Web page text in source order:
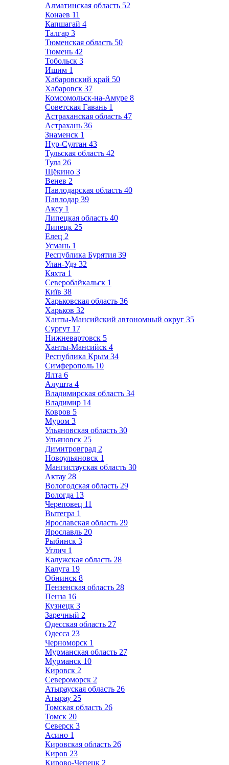
Алматинская область 52
Конаев 11
Капшагай 4
Талгар 3
Тюменская область 50
Тюмень 42
Тобольск 3
Ишим 1
Хабаровский край 50
Хабаровск 37
Комсомольск-на-Амуре 8
Советская Гавань 1
Астраханская область 47
Астрахань 36
Знаменск 1
Нур-Султан 43
Тульская область 42
Тула 26
Щёкино 3
Венев 2
Павлодарская область 40
Павлодар 39
Аксу 1
Липецкая область 40
Липецк 25
Елец 2
Усмань 1
Республика Бурятия 39
Улан-Удэ 32
Кяхта 1
Северобайкальск 1
Київ 38
Харьковская область 36
Харьков 32
Ханты-Мансийский автономный округ 35
Сургут 17
Нижневартовск 5
Ханты-Мансийск 4
Республика Крым 34
Симферополь 10
Ялта 6
Алушта 4
Владимирская область 34
Владимир 14
Ковров 5
Муром 3
Ульяновская область 30
Ульяновск 25
Димитровград 2
Новоульяновск 1
Мангистауская область 30
Актау 28
Вологодская область 29
Вологда 13
Череповец 11
Вытегра 1
Ярославская область 29
Ярославль 20
Рыбинск 3
Углич 1
Калужская область 28
Калуга 19
Обнинск 8
Пензенская область 28
Пенза 16
Кузнецк 3
Заречный 2
Одесская область 27
Одесса 23
Черноморск 1
Мурманская область 27
Мурманск 10
Кировск 2
Североморск 2
Атырауская область 26
Атырау 25
Томская область 26
Томск 20
Северск 3
Асино 1
Кировская область 26
Киров 23
Кирово-Чепецк 2